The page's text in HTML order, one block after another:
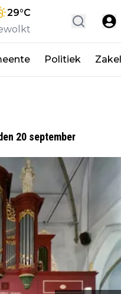
29°C
Politiek
20 september